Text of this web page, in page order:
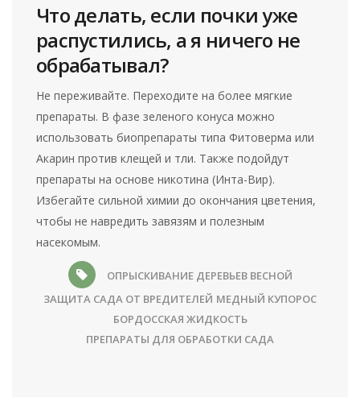
Что делать, если почки уже
распустились, а я ничего не
обрабатывал?
Не переживайте. Переходите на более мягкие
препараты. В фазе зеленого конуса можно
использовать биопрепараты типа Фитоверма или
Акарин против клещей и тли. Также подойдут
препараты на основе никотина (Инта-Вир).
Избегайте сильной химии до окончания цветения,
чтобы не навредить завязям и полезным
насекомым.
ОПРЫСКИВАНИЕ ДЕРЕВЬЕВ ВЕСНОЙ
ЗАЩИТА САДА ОТ ВРЕДИТЕЛЕЙ МЕДНЫЙ КУПОРОС
БОРДОССКАЯ ЖИДКОСТЬ
ПРЕПАРАТЫ ДЛЯ ОБРАБОТКИ САДА